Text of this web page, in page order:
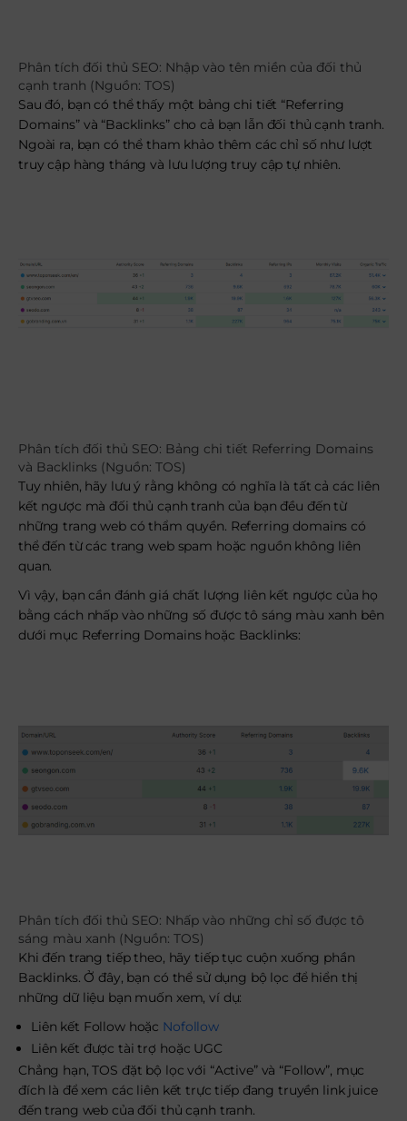
Phân tích đối thủ SEO: Nhập vào tên miền của đối thủ
cạnh tranh (Nguồn: TOS)
Sau đó, bạn có thể thấy một bảng chi tiết “Referring
Domains” và “Backlinks” cho cả bạn lẫn đối thủ cạnh tranh.
Ngoài ra, bạn có thể tham khảo thêm các chỉ số như lượt
truy cập hàng tháng và lưu lượng truy cập tự nhiên.
Phân tích đối thủ SEO: Bảng chi tiết Referring Domains
và Backlinks (Nguồn: TOS)
Tuy nhiên, hãy lưu ý rằng không có nghĩa là tất cả các liên
kết ngược mà đối thủ cạnh tranh của bạn đều đến từ
những trang web có thẩm quyền. Referring domains có
thể đến từ các trang web spam hoặc nguồn không liên
quan.
Vì vậy, bạn cần đánh giá chất lượng liên kết ngược của họ
bằng cách nhấp vào những số được tô sáng màu xanh bên
dưới mục Referring Domains hoặc Backlinks:
Phân tích đối thủ SEO: Nhấp vào những chỉ số được tô
sáng màu xanh (Nguồn: TOS)
Khi đến trang tiếp theo, hãy tiếp tục cuộn xuống phần
Backlinks. Ở đây, bạn có thể sử dụng bộ lọc để hiển thị
những dữ liệu bạn muốn xem, ví dụ:
Liên kết Follow hoặc Nofollow
Liên kết được tài trợ hoặc UGC
Chẳng hạn, TOS đặt bộ lọc với “Active” và “Follow”, mục
đích là để xem các liên kết trực tiếp đang truyền link juice
đến trang web của đối thủ cạnh tranh.